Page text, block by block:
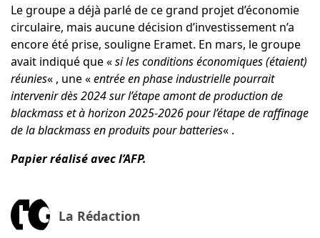
Le groupe a déjà parlé de ce grand projet d’économie
circulaire, mais aucune décision d’investissement n’a
encore été prise, souligne Eramet. En mars, le groupe
avait indiqué que «si les conditions économiques (étaient)
réunies« , une «entrée en phase industrielle pourrait
intervenir dès 2024 sur l’étape amont de production de
blackmass et à horizon 2025-2026 pour l’étape de raffinage
de la blackmass en produits pour batteries« .
Papier réalisé avec l’AFP.
La Rédaction